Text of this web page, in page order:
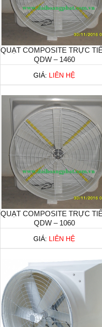
QUẠT COMPOSITE TRỰC
QDW – 1460
GIÁ: LIÊN HỆ
QUẠT COMPOSITE TRỰC
QDW – 1060
GIÁ: LIÊN HỆ